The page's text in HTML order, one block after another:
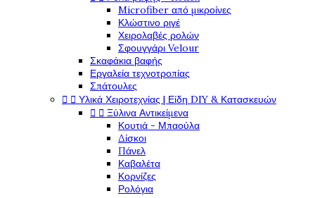
Microfiber από μικροίνες
Κλώστινο ριγέ
Χειρολαβές ρολών
Σφουγγάρι Velour
Σκαφάκια βαφής
Εργαλεία τεχνοτροπίας
Σπάτουλες
  Υλικά Χειροτεχνίας | Είδη DIY & Κατασκευών
  Ξύλινα Αντικείμενα
Κουτιά - Μπαούλα
Δίσκοι
Πάνελ
Καβαλέτα
Κορνίζες
Ρολόγια